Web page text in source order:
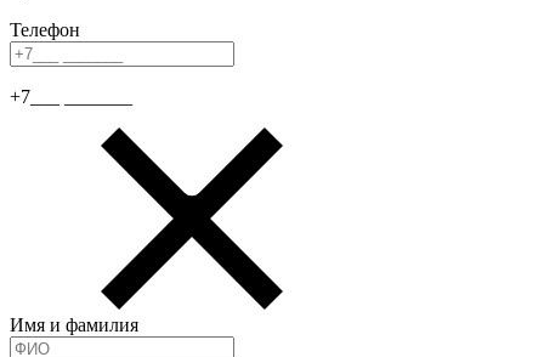
Телефон
+7___ _______
Имя и фамилия